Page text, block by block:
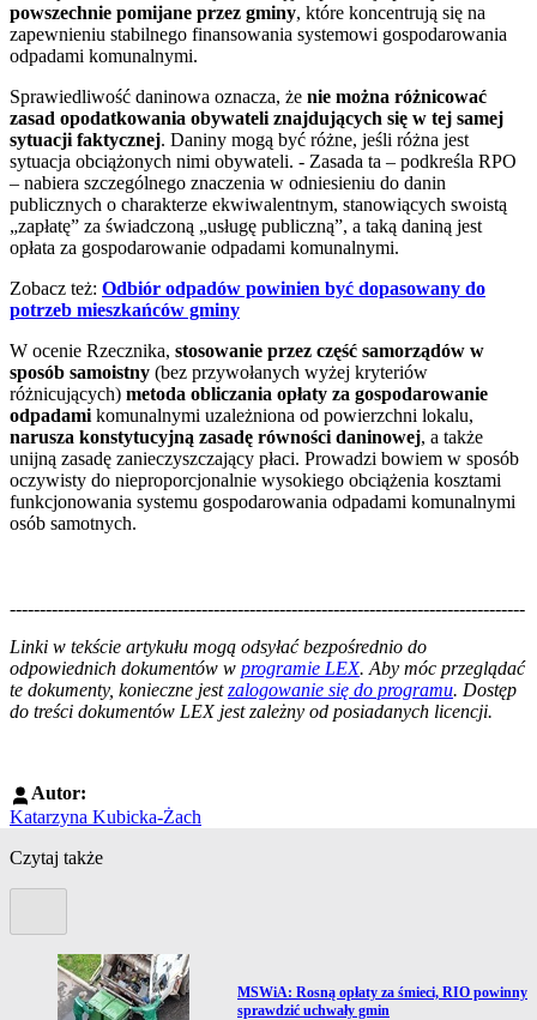
powszechnie pomijane przez gminy, które koncentrują się na
zapewnieniu stabilnego finansowania systemowi gospodarowania
odpadami komunalnymi.
Sprawiedliwość daninowa oznacza, że nie można różnicować
zasad opodatkowania obywateli znajdujących się w tej samej
sytuacji faktycznej. Daniny mogą być różne, jeśli różna jest
sytuacja obciążonych nimi obywateli. - Zasada ta – podkreśla RPO
– nabiera szczególnego znaczenia w odniesieniu do danin
publicznych o charakterze ekwiwalentnym, stanowiących swoistą
„zapłatę” za świadczoną „usługę publiczną”, a taką daniną jest
opłata za gospodarowanie odpadami komunalnymi.
Zobacz też: Odbiór odpadów powinien być dopasowany do
potrzeb mieszkańców gminy
W ocenie Rzecznika, stosowanie przez część samorządów w
sposób samoistny (bez przywołanych wyżej kryteriów
różnicujących) metoda obliczania opłaty za gospodarowanie
odpadami komunalnymi uzależniona od powierzchni lokalu,
narusza konstytucyjną zasadę równości daninowej, a także
unijną zasadę zanieczyszczający płaci. Prowadzi bowiem w sposób
oczywisty do nieproporcjonalnie wysokiego obciążenia kosztami
funkcjonowania systemu gospodarowania odpadami komunalnymi
osób samotnych.
--------------------------------------------------------------------------------------
Linki w tekście artykułu mogą odsyłać bezpośrednio do
odpowiednich dokumentów w programie LEX. Aby móc przeglądać
te dokumenty, konieczne jestzalogowanie się do programu. Dostęp
do treści dokumentów LEX jest zależny od posiadanych licencji.
Autor:
Katarzyna Kubicka-Żach
Czytaj także
Przejdź do artykułu:
MSWiA: Rosną opłaty za śmieci, RIO powinny
sprawdzić uchwały gmin